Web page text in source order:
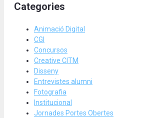
Categories
Animació Digital
CGI
Concursos
Creative CITM
Disseny
Entrevistes alumni
Fotografia
Institucional
Jornades Portes Obertes